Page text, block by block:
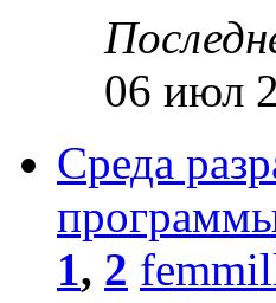
06 июл
Среда
1, 2